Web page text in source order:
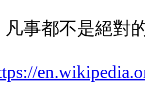
事都不是絕對